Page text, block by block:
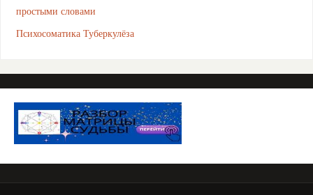
простыми словами
Психосоматика Туберкулёза